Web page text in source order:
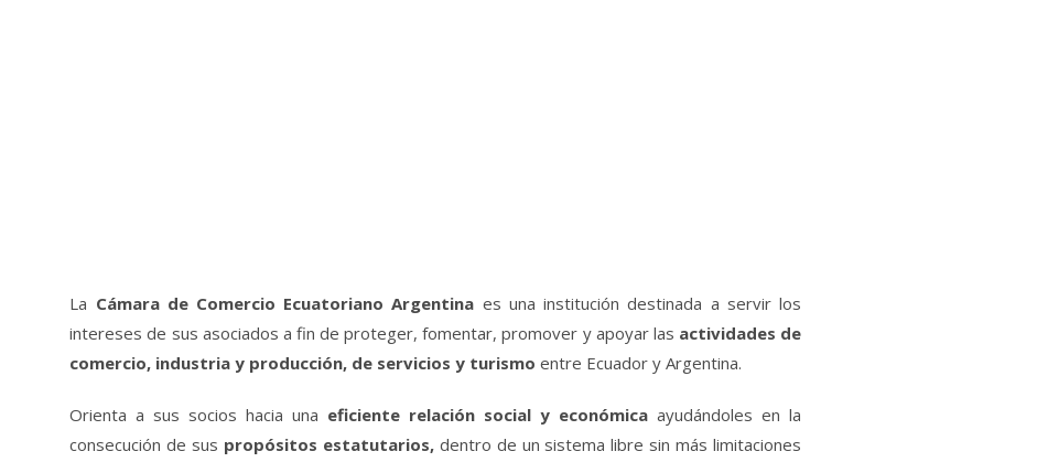
La Cámara de Comercio Ecuatoriano Argentina es una institución destinada a servir los
intereses de sus asociados a fin de proteger, fomentar, promover y apoyar las actividades de
comercio, industria y producción, de servicios y turismo entre Ecuador y Argentina.
Orienta a sus socios hacia una eficiente relación social y económica ayudándoles en la
consecución de sus propósitos estatutarios,dentro de un sistema libre sin más limitaciones